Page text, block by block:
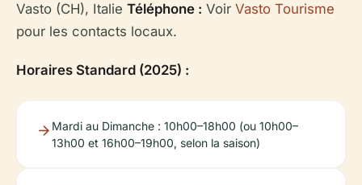
Vasto (CH), Italie Téléphone : Voir Vasto Tourisme
pour les contacts locaux.
Horaires Standard (2025) :
Mardi au Dimanche : 10h00–18h00 (ou 10h00–
13h00 et 16h00–19h00, selon la saison)